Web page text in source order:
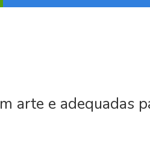
arte e adequadas